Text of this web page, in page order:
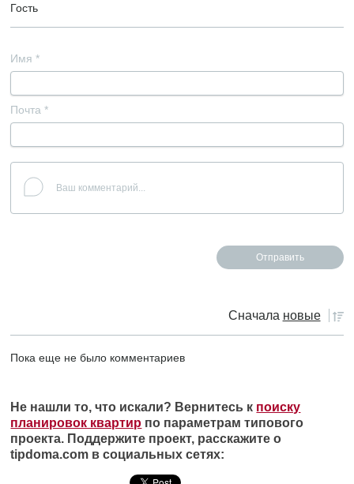
Гость
Имя *
Почта *
Сначала новые
Пока еще не было комментариев
Не нашли то, что искали? Вернитесь к поиску
планировок квартир по параметрам типового
проекта. Поддержите проект, расскажите о
tipdoma.com в социальных сетях: